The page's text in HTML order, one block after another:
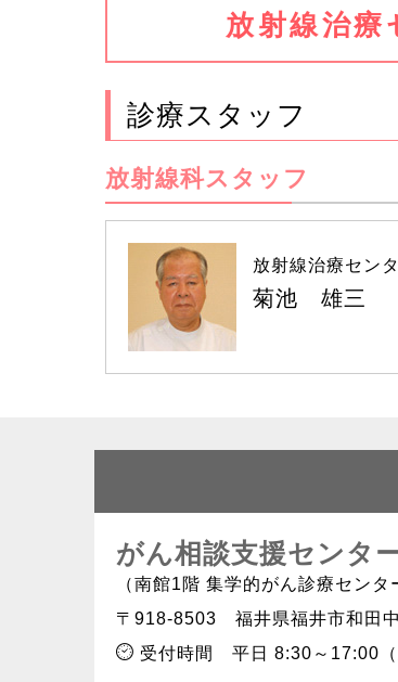
放射線治療
診療スタッフ
放射線科スタッフ
放射線治療セン
菊池 雄三
がん相談支援センタ
（南館1階 集学的がん診療センタ
〒918-8503 福井県福井市和田
受付時間 平日 8:30～17:00（